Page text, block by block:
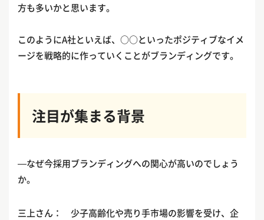
方も多いかと思います。
このようにA社といえば、○○といったポジティブなイメ
ージを戦略的に作っていくことがブランディングです。
注目が集まる背景
—なぜ今採用ブランディングへの関心が高いのでしょう
か。
三上さん： 少子高齢化や売り手市場の影響を受け、企